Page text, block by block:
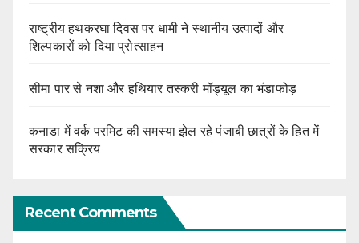
राष्ट्रीय हथकरघा दिवस पर धामी ने स्थानीय उत्पादों और
शिल्पकारों को दिया प्रोत्साहन
सीमा पार से नशा और हथियार तस्करी मॉड्यूल का भंडाफोड़
कनाडा में वर्क परमिट की समस्या झेल रहे पंजाबी छात्रों के हित में
सरकार सक्रिय
Recent Comments